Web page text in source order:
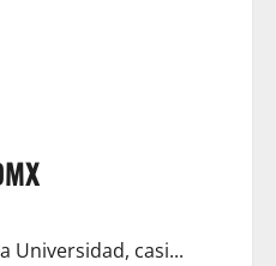
Universidad, casi...